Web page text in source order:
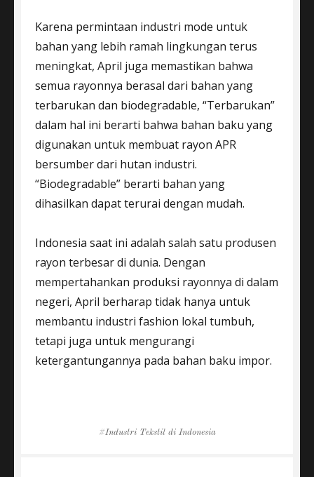
Karena permintaan industri mode untuk
bahan yang lebih ramah lingkungan terus
meningkat, April juga memastikan bahwa
semua rayonnya berasal dari bahan yang
terbarukan dan biodegradable, “Terbarukan”
dalam hal ini berarti bahwa bahan baku yang
digunakan untuk membuat rayon APR
bersumber dari hutan industri.
“Biodegradable” berarti bahan yang
dihasilkan dapat terurai dengan mudah.
Indonesia saat ini adalah salah satu produsen
rayon terbesar di dunia. Dengan
mempertahankan produksi rayonnya di dalam
negeri, April berharap tidak hanya untuk
membantu industri fashion lokal tumbuh,
tetapi juga untuk mengurangi
ketergantungannya pada bahan baku impor.
Tags
Industri Tekstil di Indonesia